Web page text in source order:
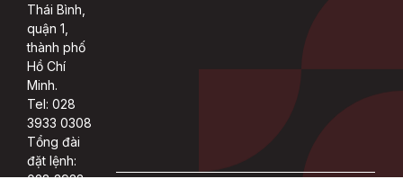
Thái Bình,
quận 1,
thành phố
Hồ Chí
Minh.
Tel: 028
3933 0308
Tổng đài
đặt lệnh:
028 3933